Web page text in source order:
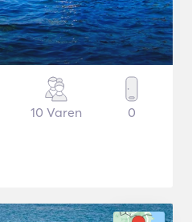
10 Varen 0